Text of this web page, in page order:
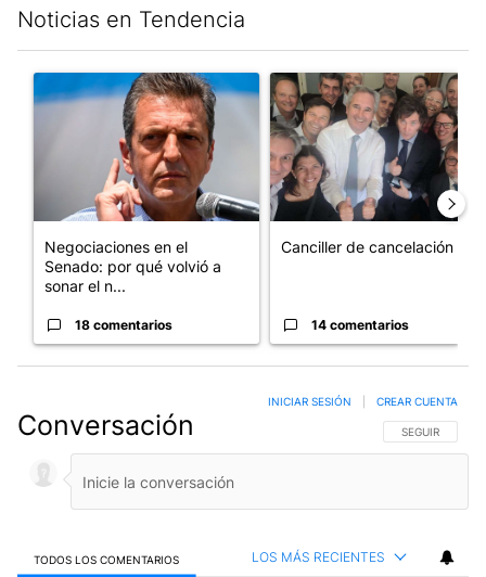
Noticias en Tendencia
Un artículo de tendencia con el título "Negociaciones en el
Negociaciones en el
Senado: por qué volvió a
sonar el n...
18 comentarios
Un artículo de tendencia con
Canciller de cancelación
14 comentarios
Conversación SIGA ESTA
SEGUIR
INICIAR SESIÓN CREAR CUENTA
TODOS LOS COMENTARIOS LOS MÁS RECIENTES